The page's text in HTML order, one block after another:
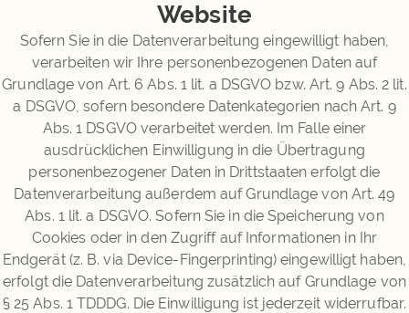
Website
Sofern Sie in die Datenverarbeitung eingewilligt haben,
verarbeiten wir Ihre personenbezogenen Daten auf
Grundlage von Art. 6 Abs. 1 lit. a DSGVO bzw. Art. 9 Abs. 2 lit.
a DSGVO, sofern besondere Datenkategorien nach Art. 9
Abs. 1 DSGVO verarbeitet werden. Im Falle einer
ausdrücklichen Einwilligung in die Übertragung
personenbezogener Daten in Drittstaaten erfolgt die
Datenverarbeitung außerdem auf Grundlage von Art. 49
Abs. 1 lit. a DSGVO. Sofern Sie in die Speicherung von
Cookies oder in den Zugriff auf Informationen in Ihr
Endgerät (z. B. via Device-Fingerprinting) eingewilligt haben,
erfolgt die Datenverarbeitung zusätzlich auf Grundlage von
§ 25 Abs. 1 TDDDG. Die Einwilligung ist jederzeit widerrufbar.